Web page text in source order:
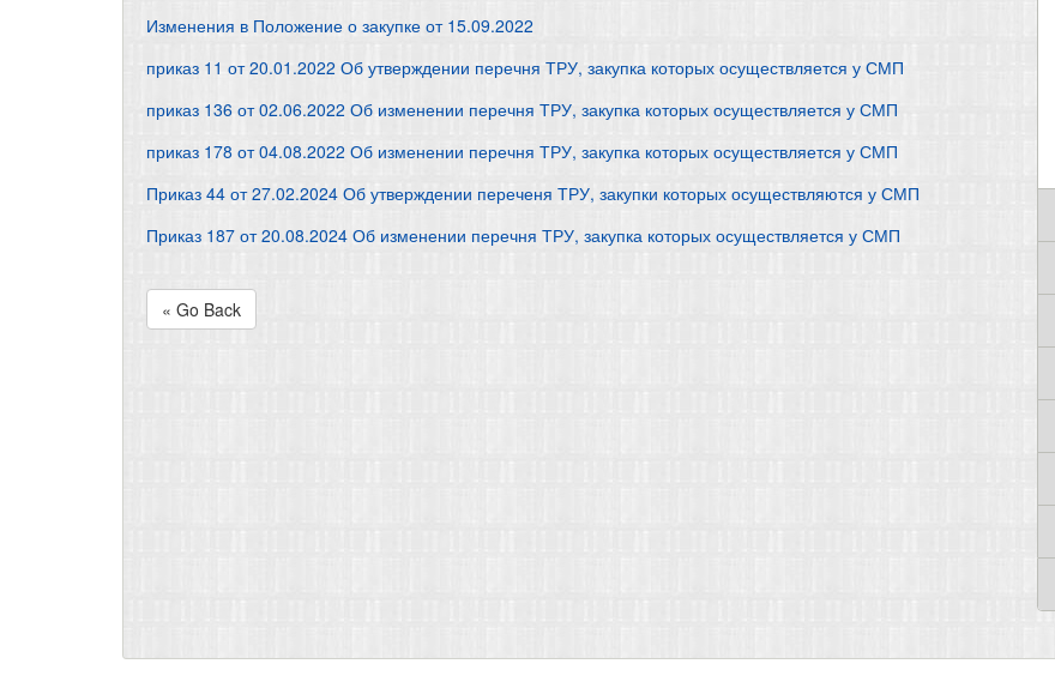
Изменения в Положение о закупке от 15.09.2022
приказ 11 от 20.01.2022 Об утверждении перечня ТРУ, закупка которых осуществляется у СМП
приказ 136 от 02.06.2022 Об изменении перечня ТРУ, закупка которых осуществляется у СМП
приказ 178 от 04.08.2022 Об изменении перечня ТРУ, закупка которых осуществляется у СМП
Приказ 44 от 27.02.2024 Об утверждении переченя ТРУ, закупки которых осуществляются у СМП
Приказ 187 от 20.08.2024 Об изменении перечня ТРУ, закупка которых осуществляется у СМП
« Go Back